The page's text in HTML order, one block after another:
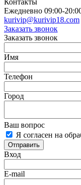
Контакты
Ежедневно 09:00-
kurivip@kurivip18.com
Заказать звонок
Заказать звонок
Имя
Телефон
Город
Ваш вопрос
Я согласен на
Отправить
Вход
E-mail